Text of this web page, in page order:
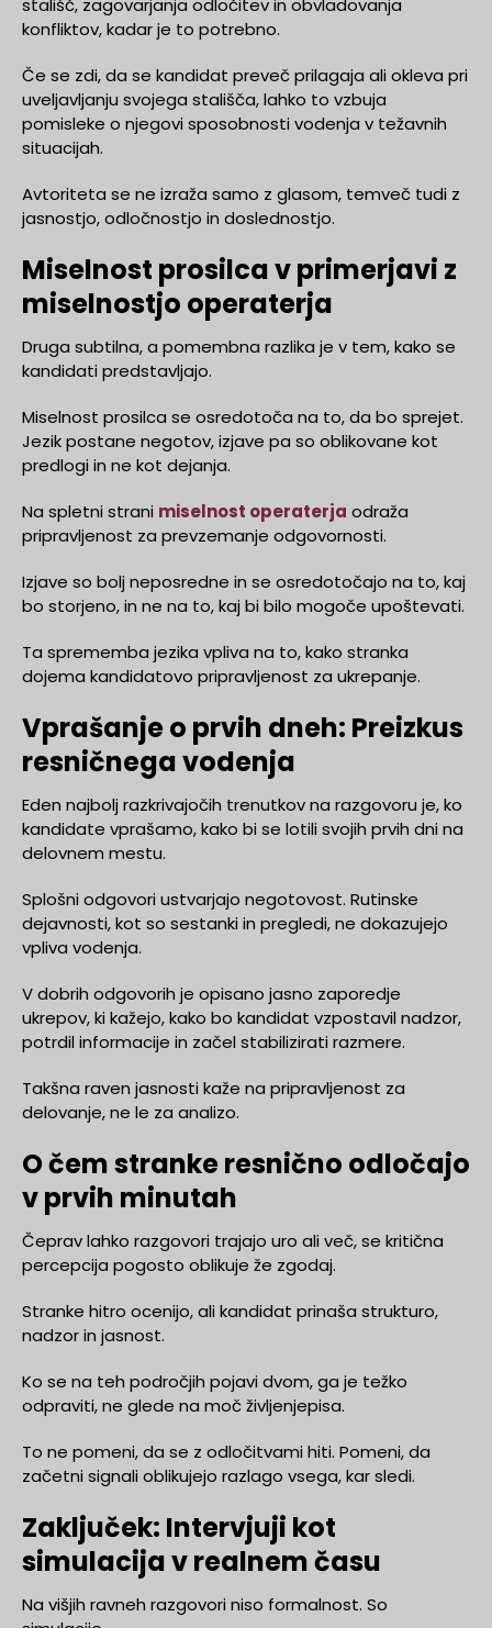
konfliktov, kadar je to potrebno.
Če se zdi, da se kandidat preveč prilagaja ali okleva pri
uveljavljanju svojega stališča, lahko to vzbuja
pomisleke o njegovi sposobnosti vodenja v težavnih
situacijah.
Avtoriteta se ne izraža samo z glasom, temveč tudi z
jasnostjo, odločnostjo in doslednostjo.
Miselnost prosilca v primerjavi z
miselnostjo operaterja
Druga subtilna, a pomembna razlika je v tem, kako se
kandidati predstavljajo.
Miselnost prosilca se osredotoča na to, da bo sprejet.
Jezik postane negotov, izjave pa so oblikovane kot
predlogi in ne kot dejanja.
Na spletni strani miselnost operaterja odraža
pripravljenost za prevzemanje odgovornosti.
Izjave so bolj neposredne in se osredotočajo na to, kaj
bo storjeno, in ne na to, kaj bi bilo mogoče upoštevati.
Ta sprememba jezika vpliva na to, kako stranka
dojema kandidatovo pripravljenost za ukrepanje.
Vprašanje o prvih dneh: Preizkus
resničnega vodenja
Eden najbolj razkrivajočih trenutkov na razgovoru je, ko
kandidate vprašamo, kako bi se lotili svojih prvih dni na
delovnem mestu.
Splošni odgovori ustvarjajo negotovost. Rutinske
dejavnosti, kot so sestanki in pregledi, ne dokazujejo
vpliva vodenja.
V dobrih odgovorih je opisano jasno zaporedje
ukrepov, ki kažejo, kako bo kandidat vzpostavil nadzor,
potrdil informacije in začel stabilizirati razmere.
Takšna raven jasnosti kaže na pripravljenost za
delovanje, ne le za analizo.
O čem stranke resnično odločajo
v prvih minutah
Čeprav lahko razgovori trajajo uro ali več, se kritična
percepcija pogosto oblikuje že zgodaj.
Stranke hitro ocenijo, ali kandidat prinaša strukturo,
nadzor in jasnost.
Ko se na teh področjih pojavi dvom, ga je težko
odpraviti, ne glede na moč življenjepisa.
To ne pomeni, da se z odločitvami hiti. Pomeni, da
začetni signali oblikujejo razlago vsega, kar sledi.
Zaključek: Intervjuji kot
simulacija v realnem času
Na višjih ravneh razgovori niso formalnost. So